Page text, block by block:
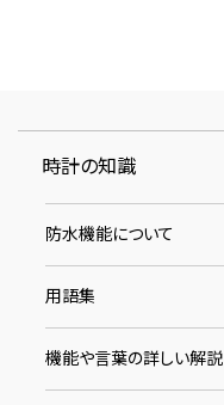
時計の知識
防水機能について
用語集
機能や言葉の詳しい解説